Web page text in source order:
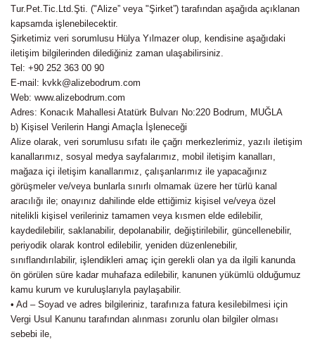
Tur.Pet.Tic.Ltd.Şti. ("Alize” veya "Şirket”) tarafından aşağıda açıklanan
kapsamda işlenebilecektir.
Şirketimiz veri sorumlusu Hülya Yılmazer olup, kendisine aşağıdaki
iletişim bilgilerinden dilediğiniz zaman ulaşabilirsiniz.
Tel : +90 252 363 00 90
E-mail : kvkk@alizebodrum.com
Web: www.alizebodrum.com
Adres: Konacık Mahallesi Atatürk Bulvarı No:220 Bodrum, MUĞLA
b) Kişisel Verilerin Hangi Amaçla İşleneceği
Alize olarak, veri sorumlusu sıfatı ile çağrı merkezlerimiz, yazılı iletişim
kanallarımız, sosyal medya sayfalarımız, mobil iletişim kanalları,
mağaza içi iletişim kanallarımız, çalışanlarımız ile yapacağınız
görüşmeler ve/veya bunlarla sınırlı olmamak üzere her türlü kanal
aracılığı ile; onayınız dahilinde elde ettiğimiz kişisel ve/veya özel
nitelikli kişisel verileriniz tamamen veya kısmen elde edilebilir,
kaydedilebilir, saklanabilir, depolanabilir, değiştirilebilir, güncellenebilir,
periyodik olarak kontrol edilebilir, yeniden düzenlenebilir,
sınıflandırılabilir, işlendikleri amaç için gerekli olan ya da ilgili kanunda
ön görülen süre kadar muhafaza edilebilir, kanunen yükümlü olduğumuz
kamu kurum ve kuruluşlarıyla paylaşabilir.
• Ad – Soyad ve adres bilgileriniz, tarafınıza fatura kesilebilmesi için
Vergi Usul Kanunu tarafından alınması zorunlu olan bilgiler olması
sebebi ile,